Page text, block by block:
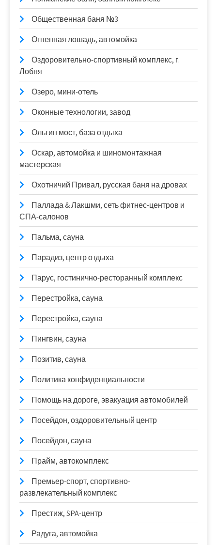
Общественная баня №3
Огненная лошадь, автомойка
Оздоровительно-спортивный комплекс, г.
Лобня
Озеро, мини-отель
Оконные технологии, завод
Ольгин мост, база отдыха
Оскар, автомойка и шиномонтажная
мастерская
Охотничий Привал, русская баня на дровах
Паллада & Лакшми, сеть фитнес-центров и
СПА-салонов
Пальма, сауна
Парадиз, центр отдыха
Парус, гостинично-ресторанный комплекс
Перестройка, сауна
Перестройка, сауна
Пингвин, сауна
Позитив, сауна
Политика конфиденциальности
Помощь на дороге, эвакуация автомобилей
Посейдон, оздоровительный центр
Посейдон, сауна
Прайм, автокомплекс
Премьер-спорт, спортивно-
развлекательный комплекс
Престиж, SPA-центр
Радуга, автомойка